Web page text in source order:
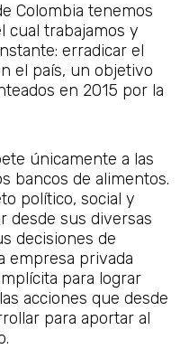
Colombia tenemos
cual trabajamos y
erradicar el
el país, un objetivo
en 2015 por la
únicamente a las
bancos de alimentos.
político, social y
desde sus diversas
decisiones de
empresa privada
para lograr
acciones que desde
para aportar al